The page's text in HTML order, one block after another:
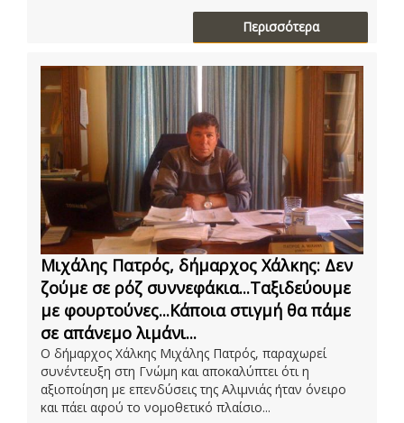
Περισσότερα
Μιχάλης Πατρός, δήμαρχος Χάλκης: Δεν
ζούμε σε ρόζ συννεφάκια...Ταξιδεύουμε
με φουρτούνες...Κάποια στιγμή θα πάμε
σε απάνεμο λιμάνι...
Ο δήμαρχος Χάλκης Μιχάλης Πατρός, παραχωρεί
συνέντευξη στη Γνώμη και αποκαλύπτει ότι η
αξιοποίηση με επενδύσεις της Αλιμνιάς ήταν όνειρο
και πάει αφού το νομοθετικό πλαίσιο...